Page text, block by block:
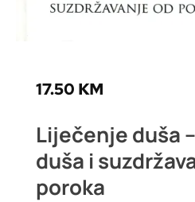
17.50 KM
Liječenje duša
duša i
poroka